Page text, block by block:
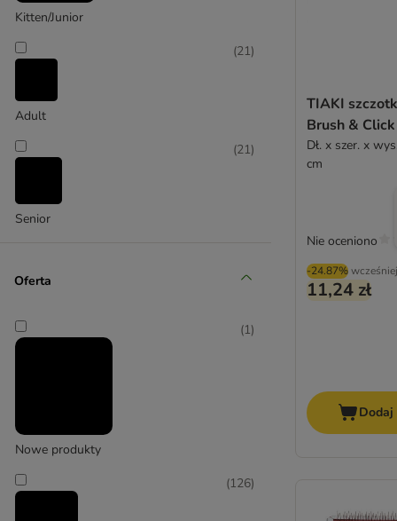
Kitten/Junior
Adult
(21)
Senior
(21)
Oferta
Nowe produkty
(1)
(126)
TIAKI
Brush & Click
Dł. x szer. x
cm
-24.87%wcześniej
11,24 zł
Nie oceniono
Dodaj